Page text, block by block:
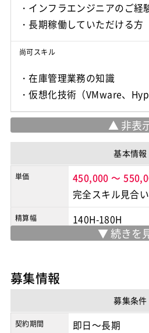
・インフラエンジニアのご経
・長期稼働していただける方
尚可スキル
・在庫管理業務の知識
基本情報
単価 450,000 ～
完全スキル見合い
精算幅 140H-180H
勤務地 品川/品川
契約形態
募集情報
募集条件
契約期間 即日～長期